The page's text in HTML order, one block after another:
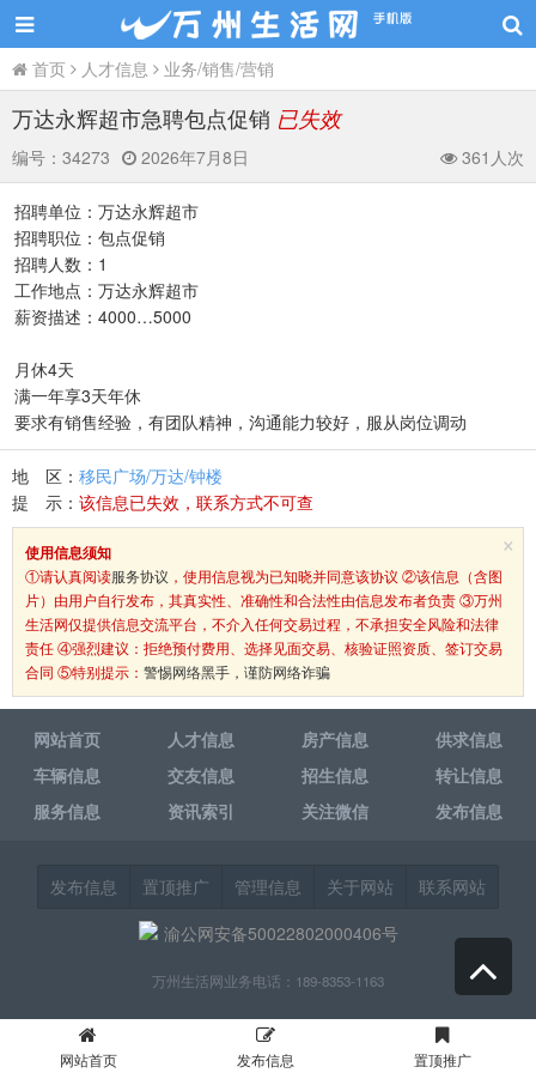
首页 人才信息 业务/销售/营销
万达永辉超市急聘包点促销 已失效
编号： 34273 2026年7月8日 361人次
招聘单位：万达永辉超市
招聘职位：包点促销
招聘人数：1
工作地点：万达永辉超市
薪资描述：4000…5000
月休4天
满一年享3天年休
要求有销售经验，有团队精神，沟通能力较好，服从岗位调动
地 区： 移民广场/万达/钟楼
提 示： 该信息已失效，联系方式不可查
×
使用信息须知
①请认真阅读服务协议 ，使用信息视为已知晓并同意该协议 ②该信息（含图
片）由用户自行发布，其真实性、准确性和合法性由信息发布者负责 ③万州
生活网仅提供信息交流平台，不介入任何交易过程，不承担安全风险和法律
责任 ④强烈建议：拒绝预付费用、选择见面交易、核验证照资质、签订交易
合同 ⑤特别提示： 警惕网络黑手，谨防网络诈骗
网站首页 人才信息 房产信息
供求信息
车辆信息
交友信息 招生信息
转让信息
服务信息
资讯索引 关注微信 发布信息
发布信息 置顶推广 管理信息 关于网站
联系网站
渝公网安备50022802000406号
万州生活网业务电话：189-8353-1163
网站首页 发布信息 置顶推广